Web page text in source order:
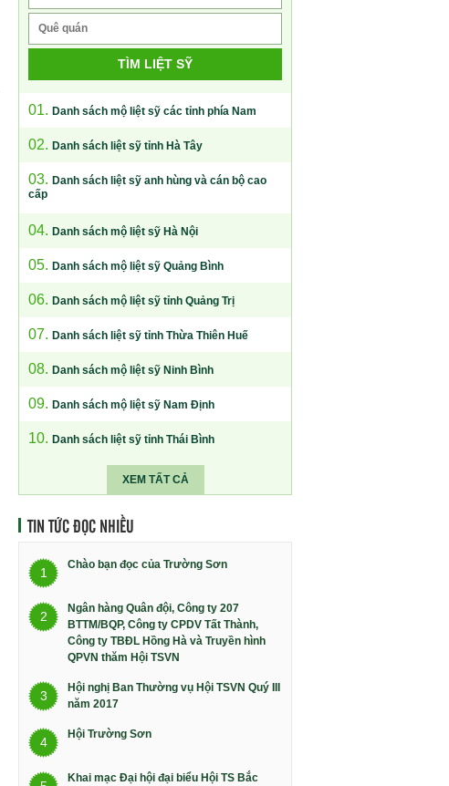
TÌM LIỆT SỸ
01. Danh sách mộ liệt sỹ các tỉnh phía Nam
02. Danh sách liệt sỹ tỉnh Hà Tây
03. Danh sách liệt sỹ anh hùng và cán bộ cao
cấp
04. Danh sách mộ liệt sỹ Hà Nội
05. Danh sách mộ liệt sỹ Quảng Bình
06. Danh sách mộ liệt sỹ tỉnh Quảng Trị
07. Danh sách liệt sỹ tỉnh Thừa Thiên Huế
08. Danh sách mộ liệt sỹ Ninh Bình
09. Danh sách mộ liệt sỹ Nam Định
10. Danh sách liệt sỹ tỉnh Thái Bình
XEM TẤT CẢ
TIN TỨC ĐỌC NHIỀU
1
Chào bạn đọc của Trường Sơn
2
Ngân hàng Quân đội, Công ty 207
BTTM/BQP, Công ty CPDV Tất Thành,
Công ty TBĐL Hồng Hà và Truyền hình
QPVN thăm Hội TSVN
3
Hội nghị Ban Thường vụ Hội TSVN Quý III
năm 2017
4
Hội Trường Sơn
Khai mạc Đại hội đại biểu Hội TS Bắc